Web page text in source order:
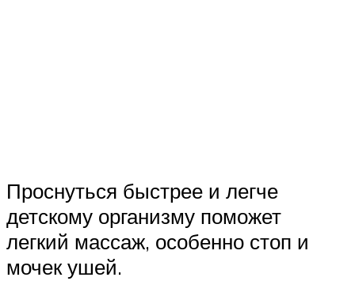
Проснуться быстрее и легче
детскому организму поможет
легкий массаж, особенно стоп и
мочек ушей.